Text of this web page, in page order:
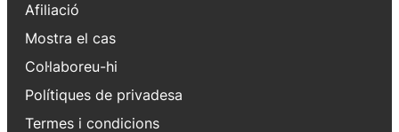
Afiliació
Mostra el cas
Col·laboreu-hi
Polítiques de privadesa
Termes i condicions